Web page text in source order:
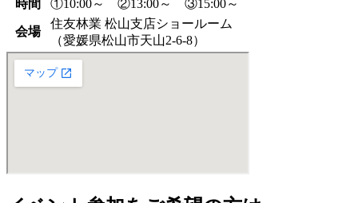
時間
①10:00～ ②13:00～ ③15:00～
会場
住友林業 松山支店ショールーム
（愛媛県松山市天山2-6-8）